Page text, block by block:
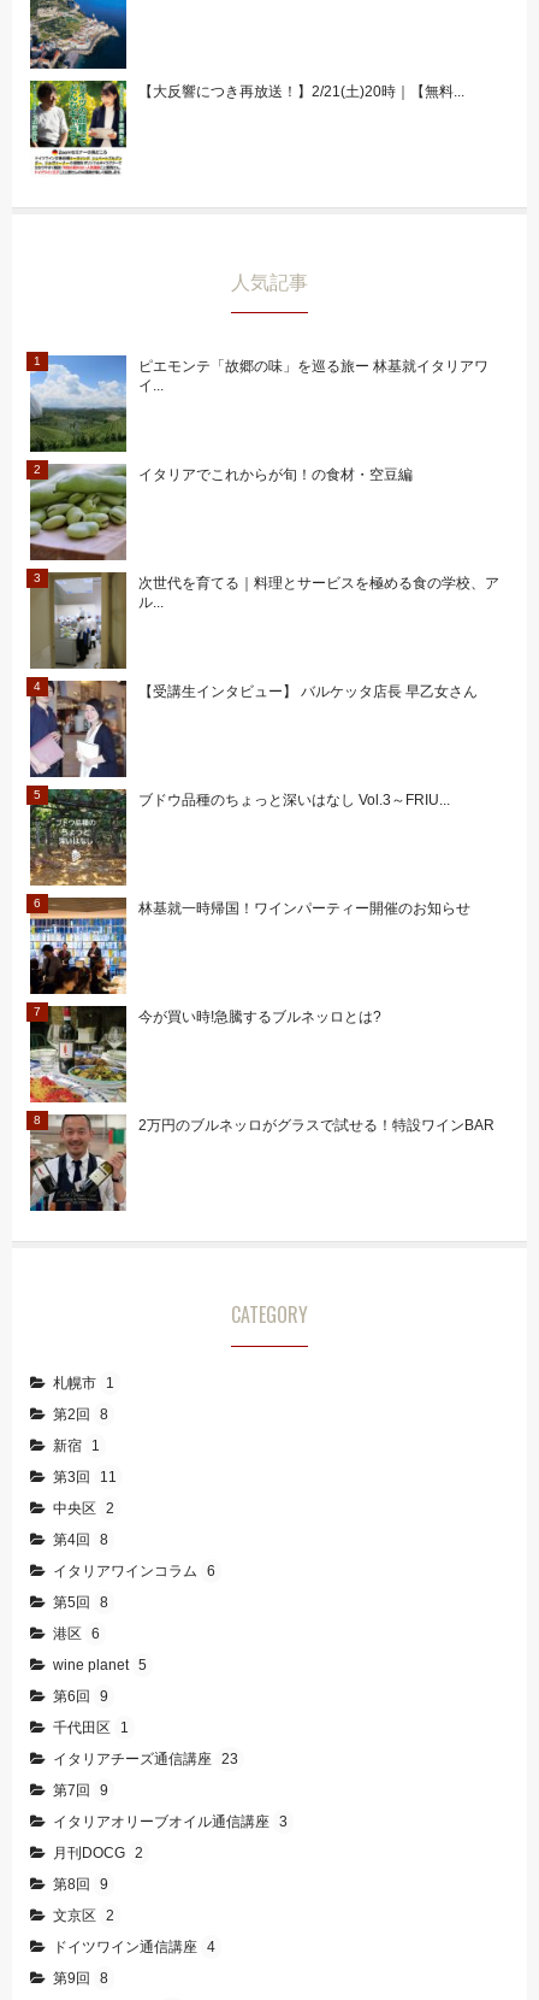
【大反響につき再放送！】2/21(土)20時｜【無料...
人気記事
ピエモンテ「故郷の味」を巡る旅ー 林基就イタリアワ
イ...
イタリアでこれからが旬！の食材・空豆編
次世代を育てる｜料理とサービスを極める食の学校、ア
ル...
【受講生インタビュー】 バルケッタ店長 早乙女さん
ブドウ品種のちょっと深いはなし Vol.3～FRIU...
林基就一時帰国！ワインパーティー開催のお知らせ
今が買い時!急騰するブルネッロとは?
2万円のブルネッロがグラスで試せる！特設ワインBAR
CATEGORY
札幌市
1
第2回
8
新宿
1
第3回
11
中央区
2
第4回
8
イタリアワインコラム
6
第5回
8
港区
6
wine planet 5
第6回
9
千代田区
1
イタリアチーズ通信講座 23
第7回
9
イタリアオリーブオイル通信講座 3
月刊DOCG 2
第8回
9
文京区
2
ドイツワイン通信講座 4
第9回
8